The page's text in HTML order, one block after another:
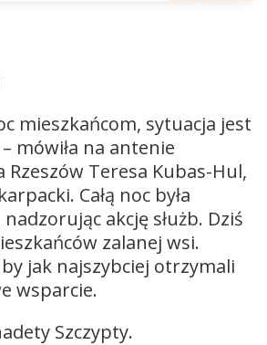
mieszkańcom, sytuacja jest
mówiła na antenie
Rzeszów Teresa Kubas-Hul,
Całą noc była
akcję służb. Dziś
zalanej wsi.
jak najszybciej otrzymali
wsparcie.
Szczypty.